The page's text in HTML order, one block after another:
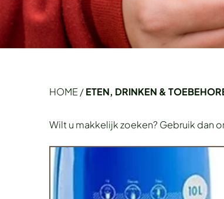
HOME /ETEN, DRINKEN &
Wilt u makkelijk zoeken? Gebruik dan